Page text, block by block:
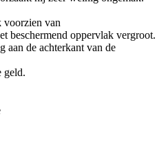
voorzien van
beschermend oppervlak vergroot.
aan de achterkant van de
geld.